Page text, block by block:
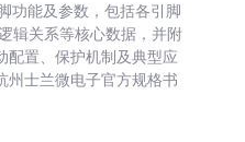
功能及参数，包括各引脚
辑关系等核心数据，并附
配置、保护机制及典型应
州士兰微电子官方规格书